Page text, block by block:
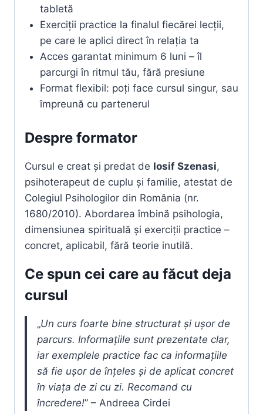
tabletă
Exerciții practice la finalul fiecărei lecții,
pe care le aplici direct în relația ta
Acces garantat minimum 6 luni – îl
parcurgi în ritmul tău, fără presiune
Format flexibil: poți face cursul singur, sau
împreună cu partenerul
Despre formator
Cursul e creat și predat de Iosif Szenasi,
psihoterapeut de cuplu și familie, atestat de
Colegiul Psihologilor din România (nr.
1680/2010). Abordarea îmbină psihologia,
dimensiunea spirituală și exerciții practice –
concret, aplicabil, fără teorie inutilă.
Ce spun cei care au făcut deja
cursul
„Un curs foarte bine structurat și ușor de
parcurs. Informațiile sunt prezentate clar,
iar exemplele practice fac ca informațiile
să fie ușor de înțeles și de aplicat concret
în viața de zi cu zi. Recomand cu
încredere!” – Andreea Cirdei